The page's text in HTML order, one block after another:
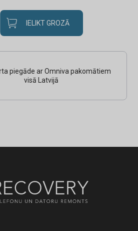
IELIKT GROZĀ
piegāde ar Omniva pakomātiem
visā Latvijā